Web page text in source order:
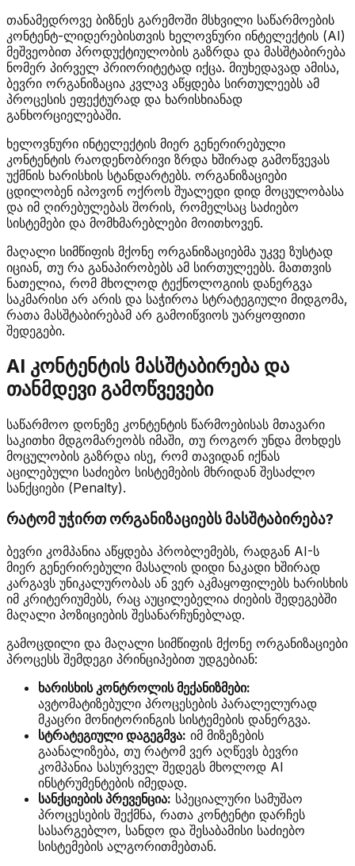
თანამედროვე ბიზნეს გარემოში მსხვილი საწარმოების
კონტენტ-ლიდერებისთვის ხელოვნური ინტელექტის (AI)
მეშვეობით პროდუქტიულობის გაზრდა და მასშტაბირება
ნომერ პირველ პრიორიტეტად იქცა. მიუხედავად ამისა,
ბევრი ორგანიზაცია კვლავ აწყდება სირთულეებს ამ
პროცესის ეფექტურად და ხარისხიანად
განხორციელებაში.
ხელოვნური ინტელექტის მიერ გენერირებული
კონტენტის რაოდენობრივი ზრდა ხშირად გამოწვევას
უქმნის ხარისხის სტანდარტებს. ორგანიზაციები
ცდილობენ იპოვონ ოქროს შუალედი დიდ მოცულობასა
და იმ ღირებულებას შორის, რომელსაც საძიებო
სისტემები და მომხმარებლები მოითხოვენ.
მაღალი სიმწიფის მქონე ორგანიზაციებმა უკვე ზუსტად
იციან, თუ რა განაპირობებს ამ სირთულეებს. მათთვის
ნათელია, რომ მხოლოდ ტექნოლოგიის დანერგვა
საკმარისი არ არის და საჭიროა სტრატეგიული მიდგომა,
რათა მასშტაბირებამ არ გამოიწვიოს უარყოფითი
შედეგები.
AI კონტენტის მასშტაბირება და
თანმდევი გამოწვევები
საწარმოო დონეზე კონტენტის წარმოებისას მთავარი
საკითხი მდგომარეობს იმაში, თუ როგორ უნდა მოხდეს
მოცულობის გაზრდა ისე, რომ თავიდან იქნას
აცილებული საძიებო სისტემების მხრიდან შესაძლო
სანქციები (Penalty).
რატომ უჭირთ ორგანიზაციებს მასშტაბირება?
ბევრი კომპანია აწყდება პრობლემებს, რადგან AI-ს
მიერ გენერირებული მასალის დიდი ნაკადი ხშირად
კარგავს უნიკალურობას ან ვერ აკმაყოფილებს ხარისხის
იმ კრიტერიუმებს, რაც აუცილებელია ძიების შედეგებში
მაღალი პოზიციების შესანარჩუნებლად.
გამოცდილი და მაღალი სიმწიფის მქონე ორგანიზაციები
პროცესს შემდეგი პრინციპებით უდგებიან:
ხარისხის კონტროლის მექანიზმები:
ავტომატიზებული პროცესების პარალელურად
მკაცრი მონიტორინგის სისტემების დანერგვა.
სტრატეგიული დაგეგმვა: იმ მიზეზების
გაანალიზება, თუ რატომ ვერ აღწევს ბევრი
კომპანია სასურველ შედეგს მხოლოდ AI
ინსტრუმენტების იმედად.
სანქციების პრევენცია: სპეციალური სამუშაო
პროცესების შექმნა, რათა კონტენტი დარჩეს
სასარგებლო, სანდო და შესაბამისი საძიებო
სისტემების ალგორითმებთან.